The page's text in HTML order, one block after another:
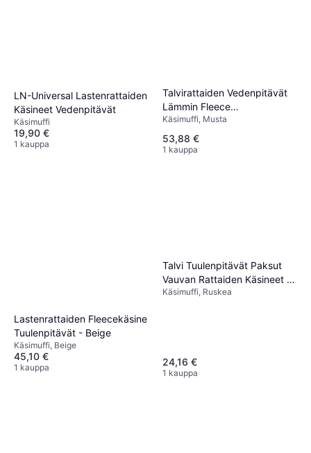
LN-Universal Lastenrattaiden
Käsineet Vedenpitävät
Käsimuffi
19,90 €
1 kauppa
Talvirattaiden Vedenpitävät
Lämmin Fleece
Kädenlämmitin - Musta
Käsimuffi, Musta
53,88 €
1 kauppa
Lastenrattaiden Fleecekäsine
Tuulenpitävät - Beige
Käsimuffi, Beige
45,10 €
1 kauppa
Talvi Tuulenpitävät Paksut
Vauvan Rattaiden Käsineet -
Kahvin Värinen
Käsimuffi, Ruskea
24,16 €
1 kauppa